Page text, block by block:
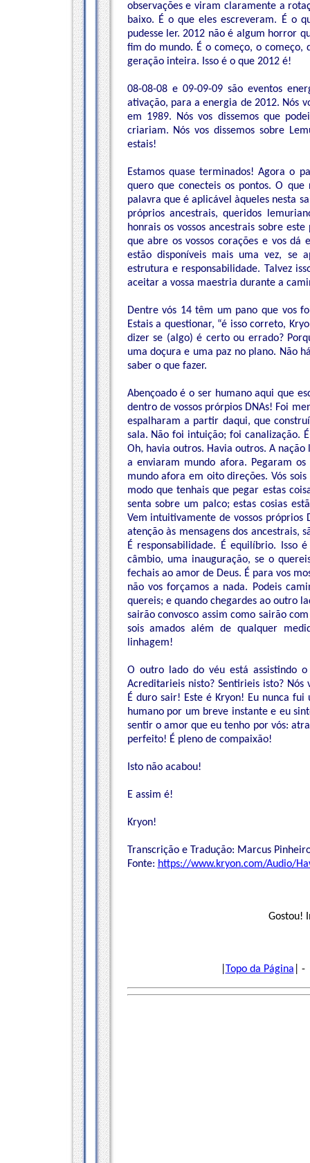
observações e viram claramente a
baixo. É o que eles escreveram. É o
pudesse ler. 2012 não é algum horror
fim do mundo. É o começo, o
geração inteira. Isso é o que 2012 é!
08-08-08 e 09-09-09 são eventos
ativação, para a energia de 2012. Nós
em 1989. Nós vos dissemos que
criariam. Nós vos dissemos sobre
estais!
Estamos quase terminados! Agora o
quero que conecteis os pontos. O
palavra que é aplicável àqueles nesta
próprios ancestrais, queridos
honrais os vossos ancestrais sobre
que abre os vossos corações e vos
estão disponíveis mais uma vez, se
estrutura e responsabilidade. Talvez
aceitar a vossa maestria durante a
Dentre vós 14 têm um pano que vos
Estais a questionar, “é isso correto,
dizer se (algo) é certo ou errado?
uma doçura e uma paz no plano. Não
saber o que fazer.
Abençoado é o ser humano aqui que
dentro de vossos prórpios DNAs! Foi
espalharam a partir daqui, que
sala. Não foi intuição; foi canalização.
Oh, havia outros. Havia outros. A
a enviaram mundo afora. Pegaram
mundo afora em oito direções. Vós
modo que tenhais que pegar estas
senta sobre um palco; estas cosias
Vem intuitivamente de vossos próprios
atenção às mensagens dos ancestrais,
É responsabilidade. É equilíbrio. Isso
câmbio, uma inauguração, se o
fechais ao amor de Deus. É para vos
não vos forçamos a nada. Podeis
quereis; e quando chegardes ao outro
sairão convosco assim como sairão
sois amados além de qualquer
linhagem!
O outro lado do véu está assistindo
Acreditarieis nisto? Sentirieis isto? Nós
É duro sair! Este é Kryon! Eu nunca
humano por um breve instante e eu
sentir o amor que eu tenho por vós:
perfeito! É pleno de compaixão!
Isto não acabou!
E assim é!
Kryon!
Transcrição e Tradução: Marcus
Fonte: https://www.kryon.com/Audio/
Gostou!
Topo da Página | -